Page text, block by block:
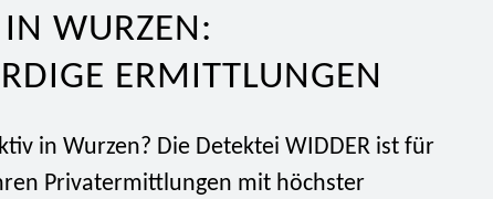
IN WURZEN:
ERMITTLUNGEN
in Wurzen? Die Detektei WIDDER ist für
Privatermittlungen mit höchster